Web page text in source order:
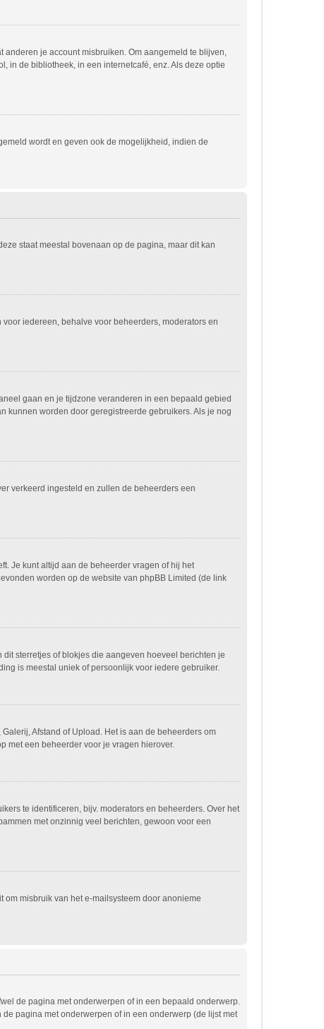
je account misbruiken. Om aangemeld te blijven,
in de bibliotheek, in een internetcafé, enz. Als deze optie
wordt en geven ook de mogelijkheid, indien de
staat meestal bovenaan op de pagina, maar dit kan
iedereen, behalve voor beheerders, moderators en
gaan en je tijdzone veranderen in een bepaald gebied
kunnen worden door geregistreerde gebruikers. Als je nog
verkeerd ingesteld en zullen de beheerders een
Je kunt altijd aan de beheerder vragen of hij het
worden op de website van phpBB Limited (de link
sterretjes of blokjes die aangeven hoeveel berichten je
is meestal uniek of persoonlijk voor iedere gebruiker.
Afstand of Upload. Het is aan de beheerders om
met een beheerder voor je vragen hierover.
te identificeren, bijv. moderators en beheerders. Over het
met onzinnig veel berichten, gewoon voor een
misbruik van het e-mailsysteem door anonieme
de pagina met onderwerpen of in een bepaald onderwerp.
pagina met onderwerpen of in een onderwerp (de lijst met